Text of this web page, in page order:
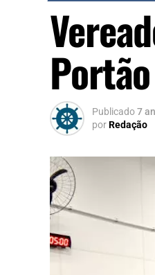
Publicado7
porRedação